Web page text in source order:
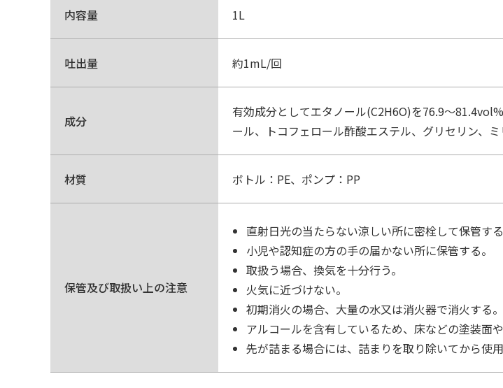
内容量 1L
吐出量 約1mL/回
成分
有効成分としてエタノール(C2H6O)を76.9～
ール、トコフェロール酢酸エステル、グリセリン、
材質 ボトル：PE、ポンプ：PP
保管及び取扱い上の注意
直射日光の当たらない涼しい所に密栓して保管する
小児や認知症の方の手の届かない所に保管する。
取扱う場合、換気を十分行う。
火気に近づけない。
初期消火の場合、大量の水又は消火器で消火する。
アルコールを含有しているため、床などの塗装面
先が詰まる場合には、詰まりを取り除いてから使用